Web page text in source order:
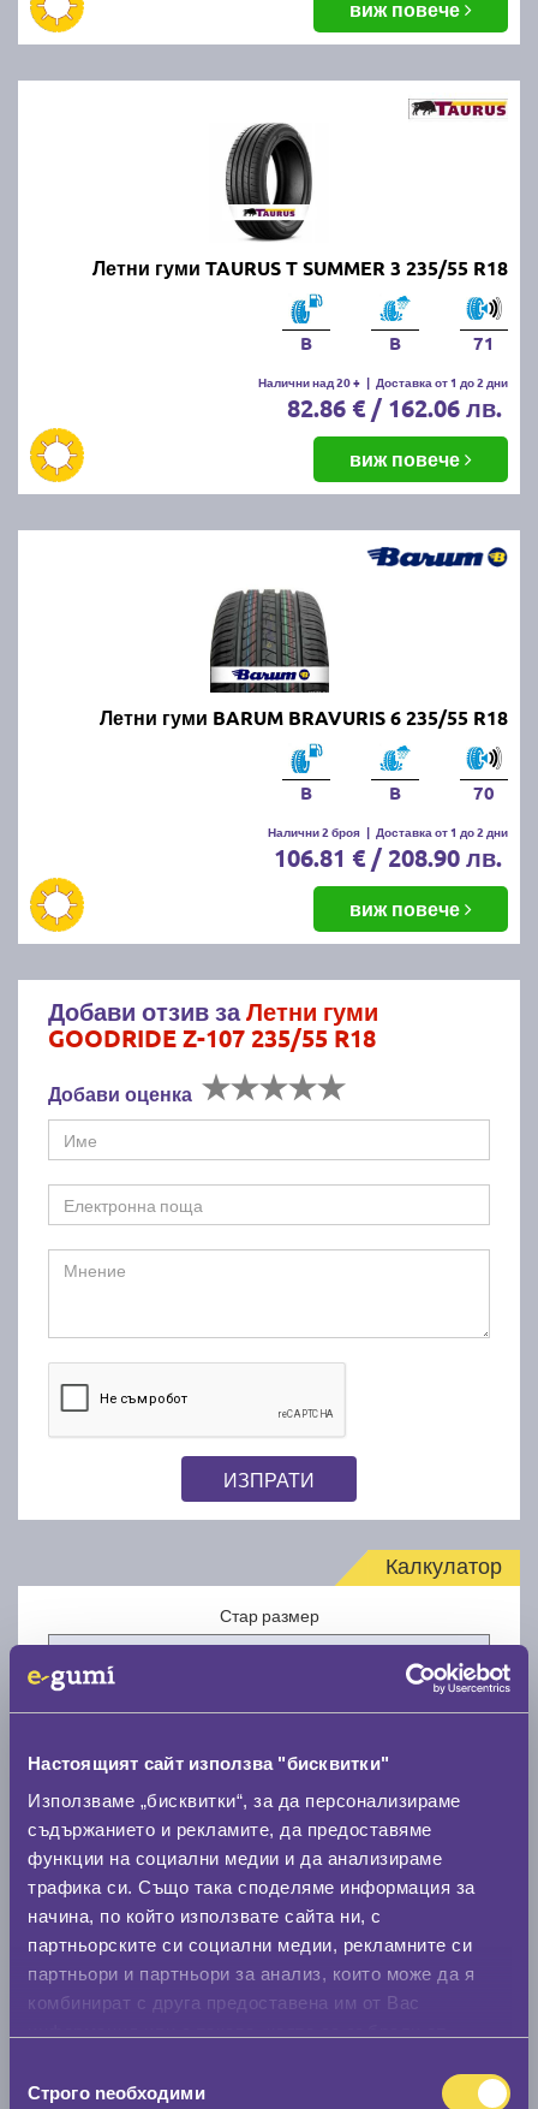
Настоящият сайт използва "бисквитки"
Използваме „бисквитки“, за да персонализираме
съдържанието и рекламите, да предоставяме
функции на социални медии и да анализираме
трафика си. Също така споделяме информация за
начина, по който използвате сайта ни, с
партньорските си социални медии, рекламните си
партньори и партньори за анализ, които може да я
комбинират с друга предоставена им от Вас
наСтрого nеобходими
виж повече
Летни гуми TAURUS T SUMMER 3 235/55 R18
B B 71
Налични над 20 + | Доставка от 1 до 2 дни
82.86 € / 162.06 лв.
виж повече
Летни гуми BARUM BRAVURIS 6 235/55 R18
B B 70
Налични 2 броя | Доставка от 1 до 2 дни
106.81 € / 208.90 лв.
виж повече
Добави отзив заЛетни гуми
GOODRIDE Z-107 235/55 R18
Добави оценка
ИЗПРАТИ
Калкулатор
Стар размер
Нов размер
Стар размер